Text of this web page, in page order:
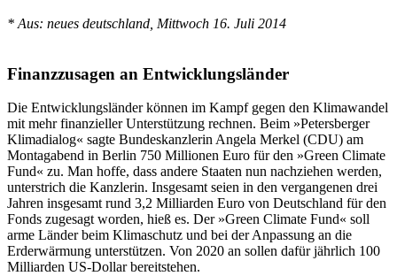
* Aus: neues deutschland, Mittwoch 16. Juli 2014
Finanzzusagen an Entwicklungsländer
Die Entwicklungsländer können im Kampf gegen den Klimawandel
mit mehr finanzieller Unterstützung rechnen. Beim »Petersberger
Klimadialog« sagte Bundeskanzlerin Angela Merkel (CDU) am
Montagabend in Berlin 750 Millionen Euro für den »Green Climate
Fund« zu. Man hoffe, dass andere Staaten nun nachziehen werden,
unterstrich die Kanzlerin. Insgesamt seien in den vergangenen drei
Jahren insgesamt rund 3,2 Milliarden Euro von Deutschland für den
Fonds zugesagt worden, hieß es. Der »Green Climate Fund« soll
arme Länder beim Klimaschutz und bei der Anpassung an die
Erderwärmung unterstützen. Von 2020 an sollen dafür jährlich 100
Milliarden US-Dollar bereitstehen.